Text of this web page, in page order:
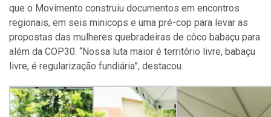
que o Movimento construiu documentos em encontros
regionais, em seis minicops e uma pré-cop para levar as
propostas das mulheres quebradeiras de côco babaçu para
além da COP30. “Nossa luta maior é território livre, babaçu
livre, é regularização fundiária”, destacou.